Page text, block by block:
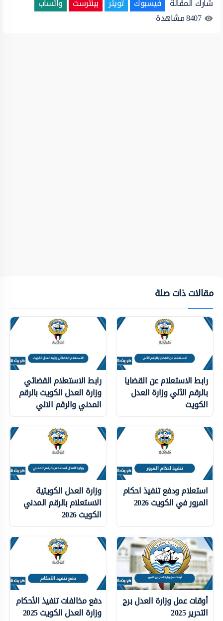
8407مشاهدة
مقالات ذات صلة
رابط الاستعلام عن القضايا
بالرقم الآلي وزارة العدل
الكويت
رابط الاستعلام القضائي
وزارة العدل الكويت بالرقم
المدني والرقم الالي
استعلام ودفع تنفيذ احكام
المرور في الكويت 2026
وزارة العدل الكويتية
الاستعلام بالرقم المدني
الكويت 2026
أوقات عمل وزارة العدل برج
التحرير 2025
دفع مخالفات تنفيذ الأحكام
وزارة العدل الكويت 2025